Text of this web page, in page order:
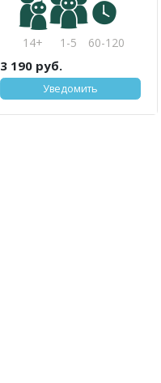
14+ 1-5 60-120
3 190 руб.
Уведомить